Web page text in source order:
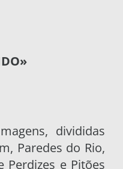
divididas
Paredes do Rio,
Perdizes e Pitões